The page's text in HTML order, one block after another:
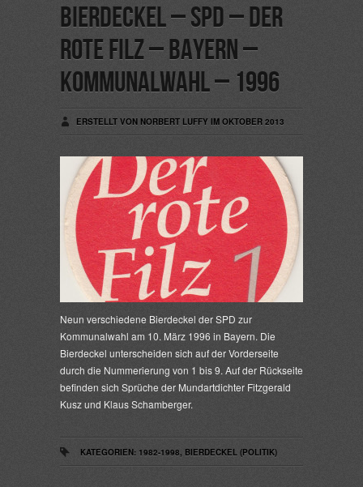
Bierdeckel – SPD – Der
rote Filz – Bayern –
Kommunalwahl – 1996
ERSTELLT VON NORBERT LUFFY IM OKTOBER 2013
Neun verschiedene Bierdeckel der SPD zur
Kommunalwahl am 10. März 1996 in Bayern. Die
Bierdeckel unterscheiden sich auf der Vorderseite
durch die Nummerierung von 1 bis 9. Auf der Rückseite
befinden sich Sprüche der Mundartdichter Fitzgerald
Kusz und Klaus Schamberger.
KATEGORIEN: 1982-1998, BIERDECKEL (POLITIK)